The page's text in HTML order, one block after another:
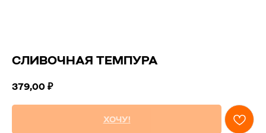
СЛИВОЧНАЯ ТЕМПУРА
379,00 ₽
ХОЧУ!